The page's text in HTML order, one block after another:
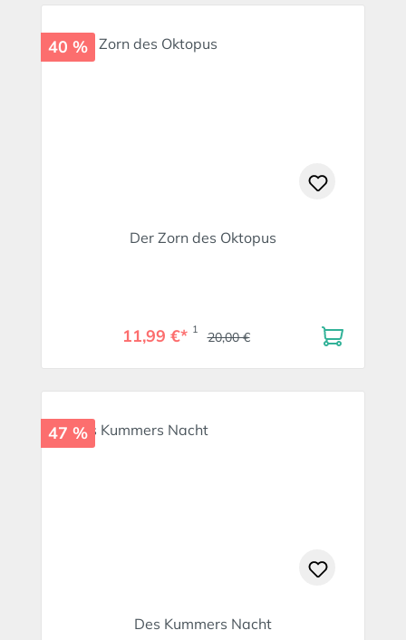
40 %
Der Zorn des Oktopus
11,99 €* 1 20,00 €
47 %
Des Kummers Nacht